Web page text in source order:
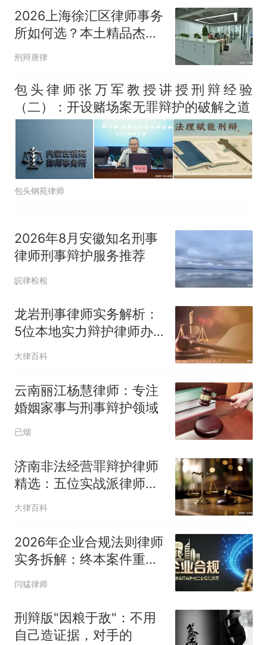
2026上海徐汇区律师事务
所如何选？本土精品杰地
律所与八位律师专业详解
刑辩唐律
包头律师张万军教授讲授刑辩经验
（二）：开设赌场案无罪辩护的破解之道
包头钢苑律师
2026年8月安徽知名刑事
律师刑事辩护服务推荐
皖律检检
龙岩刑事律师实务解析：
5位本地实力辩护律师办
案实录
大律百科
云南丽江杨慧律师：专注
婚姻家事与刑事辩护领域
已烟
济南非法经营罪辩护律师
精选：五位实战派律师办
案实录
大律百科
2026年企业合规法则律师
实务拆解：终本案件重启
闫猛律师
刑辩版"因粮于敌"：不用
自己造证据，对手的